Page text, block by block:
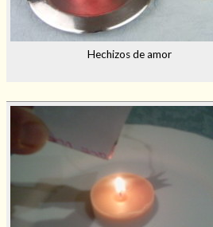
Hechizos de amor